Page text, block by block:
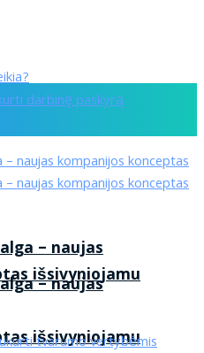
darbinę paskyrą
– naujas
išsivyniojamu
– naujas
išsivyniojamu